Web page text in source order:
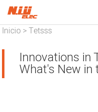
Inicio >Tetsss
Innovations in
What's New in